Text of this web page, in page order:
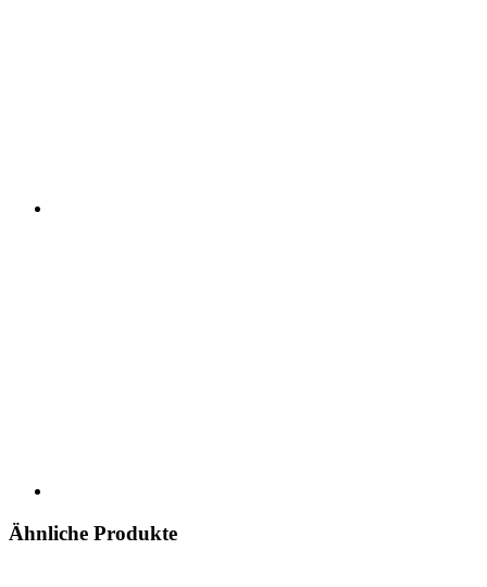
Ähnliche Produkte